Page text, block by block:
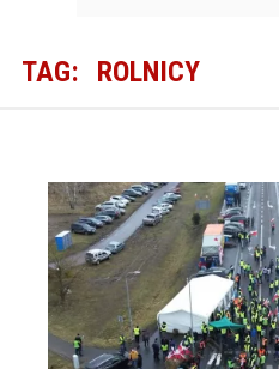
TAG: ROLNICY